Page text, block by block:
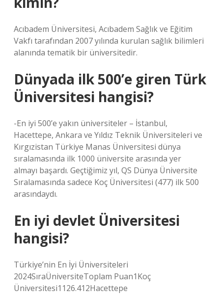
Acıbadem Üniversitesi, Acıbadem Sağlık ve Eğitim
Vakfı tarafından 2007 yılında kurulan sağlık bilimleri
alanında tematik bir üniversitedir.
Dünyada ilk 500’e giren Türk
Üniversitesi hangisi?
-En iyi 500’e yakın üniversiteler – İstanbul,
Hacettepe, Ankara ve Yıldız Teknik Üniversiteleri ve
Kırgızistan Türkiye Manas Üniversitesi dünya
sıralamasında ilk 1000 üniversite arasında yer
almayı başardı. Geçtiğimiz yıl, QS Dünya Üniversite
Sıralamasında sadece Koç Üniversitesi (477) ilk 500
arasındaydı.
En iyi devlet Üniversitesi
hangisi?
Türkiye’nin En İyi Üniversiteleri
2024SıraÜniversiteToplam Puan1Koç
Üniversitesi1126.412Hacettepe